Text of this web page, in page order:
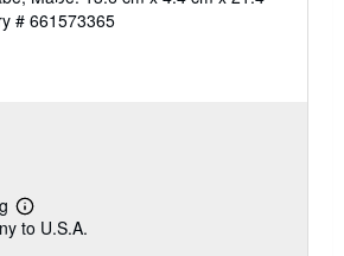
# 661573365
Learn
more
to U.S.A.